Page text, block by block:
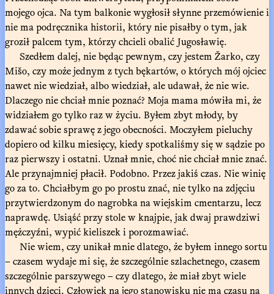
mojego ojca. Na tym balkonie wygłosił słynne przemówienie i
nie ma podręcznika historii, który nie pisałby o tym, jak
groził palcem tym, którzy chcieli obalić Jugosławię.
Szedłem dalej, nie będąc pewnym, czy jestem Žarko, czy
Mišo, czy może jednym z tych bękartów, o których mój ojciec
nawet nie wiedział, albo wiedział, ale udawał, że nie wie.
Dlaczego nie chciał mnie poznać? Moja mama mówiła mi, że
widziałem go tylko raz w życiu. Byłem zbyt młody, by
zdawać sobie sprawę z jego obecności. Moczyłem pieluchy
dopiero od kilku miesięcy, kiedy spotkaliśmy się w sądzie po
raz pierwszy i ostatni. Uznał mnie, choć nie chciał mnie znać.
Ale przynajmniej płacił. Podobno. Przez jakiś czas. Nie winię
go za to. Chciałbym go po prostu znać, nie tylko na zdjęciu
przytwierdzonym do nagrobka na wiejskim cmentarzu, lecz
naprawdę. Usiąść przy stole w knajpie, jak dwaj prawdziwi
mężczyźni, wypić kieliszek i porozmawiać.
Nie wiem, czy unikał mnie dlatego, że byłem innego sortu
– czasem wydaje mi się, że szczególnie szlachetnego, czasem
szczególnie parszywego – czy dlatego, że miał zbyt wiele
innych dzieci. Człowiek na jego stanowisku nie ma czasu na